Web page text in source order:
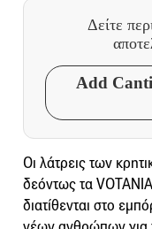
Δείτε
Add
Οι λάτρεις των
δεόντως τα
διατίθενται στο